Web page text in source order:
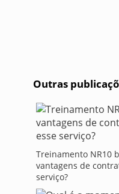
Outras
Treinamento NR10
vantagens de
serviço?